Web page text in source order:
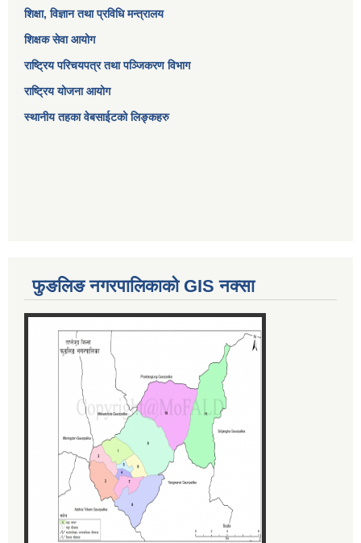
शिक्षा, विज्ञान तथा प्रविधि मन्त्रालय
शिक्षक सेवा आयोग
राष्ट्रिय परिचयपत्र तथा पञ्जिकरण विभाग
राष्ट्रिय योजना आयोग
स्थानीय तहका वेबसाईटको लिङ्कहरु
फुङलिङ नगरपालिकाको GIS नक्सा